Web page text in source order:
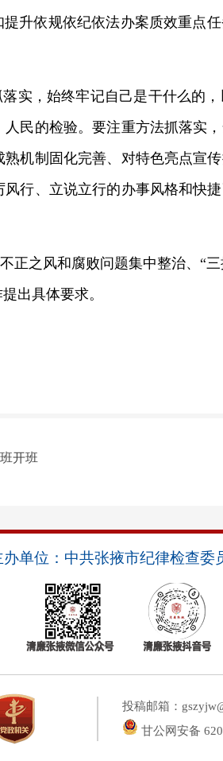
升依规依纪依法办案质效重点
实，始终牢记自己是干什么的
民的检验。要注重方法抓落实
机制固化完善、对特色亮点宣
行、立说立行的办事风格和快
正之风和腐败问题集中整治、“
出具体要求。
开班
办单位：中共张掖市纪律检查
投稿邮箱：
甘公网安备